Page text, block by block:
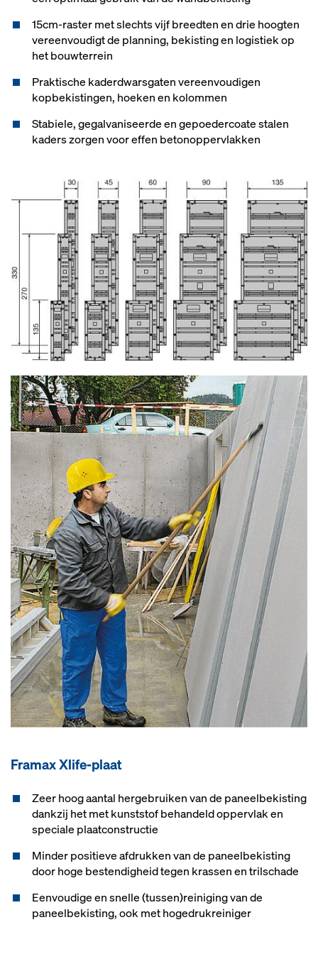
15cm-raster met slechts vijf breedten en drie hoogten
vereenvoudigt de planning, bekisting en logistiek op
het bouwterrein
Praktische kaderdwarsgaten vereenvoudigen
kopbekistingen, hoeken en kolommen
Stabiele, gegalvaniseerde en gepoedercoate stalen
kaders zorgen voor effen betonoppervlakken
Framax Xlife-plaat
Zeer hoog aantal hergebruiken van de paneelbekisting
dankzij het met kunststof behandeld oppervlak en
speciale plaatconstructie
Minder positieve afdrukken van de paneelbekisting
door hoge bestendigheid tegen krassen en trilschade
Eenvoudige en snelle (tussen)reiniging van de
paneelbekisting, ook met hogedrukreiniger